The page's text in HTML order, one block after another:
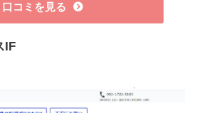
口コミを見る
IF